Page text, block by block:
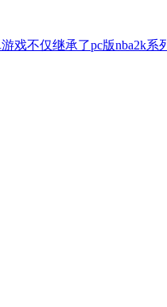
戏不仅继承了pc版nba2k